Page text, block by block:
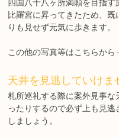
比羅宮に昇ってきたため、
りも見せず元気に歩きます。
この他の写真等はこちらか
天井を見逃していけま
札所巡礼する際に案外見事な
ったりするので必ず上も見逃
しましょう。